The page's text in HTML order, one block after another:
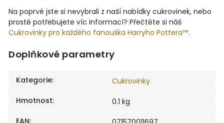
Na poprvé jste si nevybrali z naší nabídky cukrovinek, nebo
prostě potřebujete víc informací? Přečtěte si náš
Cukrovinky pro každého fanouška Harryho Pottera™.
Doplňkové parametry
Kategorie:
Cukrovinky
Hmotnost:
0.1 kg
EAN: